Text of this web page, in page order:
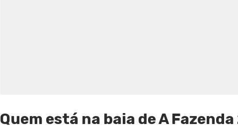
Quem está na baia de A